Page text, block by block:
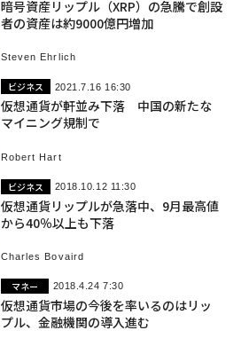
暗号資産リップル（XRP）の急騰で創設
者の資産は約9000億円増加
Steven Ehrlich
ビジネス 2021.7.16 16:30
仮想通貨が軒並み下落 中国の新たな
マイニング規制で
Robert Hart
ビジネス 2018.10.12 11:30
仮想通貨リップルが急落中、9月最高値
から40％以上も下落
Charles Bovaird
マネー 2018.4.24 7:30
仮想通貨市場の今後を率いるのはリッ
プル、金融機関の導入進む